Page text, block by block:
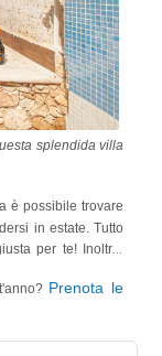
splendida villa
è possibile trovare
in estate. Tutto
per te! Inoltre,
la tua prossima
Prenota le